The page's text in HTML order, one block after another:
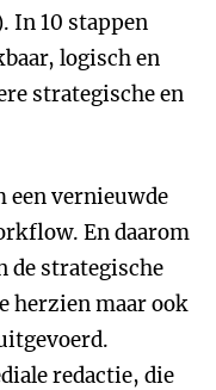
In 10 stappen
logisch en
strategische en
een vernieuwde
En daarom
de strategische
herzien maar ook
redactie, die